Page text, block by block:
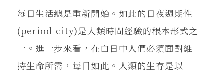
每日生活總是重新開始。如此的日夜週期性
(periodicity)是人類時間經驗的根本形式之
一。進一步來看，在白日中人們必須面對維
持生命所需，每日如此。人類的生存是以